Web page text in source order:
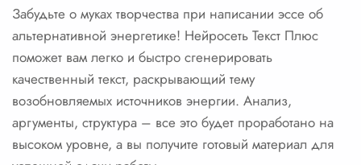
Забудьте о муках творчества при написании эссе об
альтернативной энергетике! Нейросеть Текст Плюс
поможет вам легко и быстро сгенерировать
качественный текст, раскрывающий тему
возобновляемых источников энергии. Анализ,
аргументы, структура – все это будет проработано на
высоком уровне, а вы получите готовый материал для